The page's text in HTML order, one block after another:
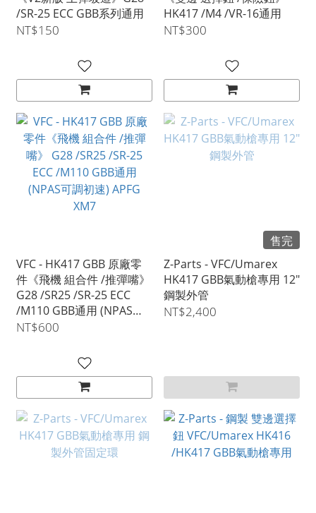
/SR-25 ECC GBB系列通用
NT$150
HK417 /M4 /VR-16通用
NT$300
VFC - HK417 GBB 原廠零
件《飛機 組合件 /推彈嘴》
G28 /SR25 /SR-25 ECC
/M110 GBB通用 (NPAS可
調初速) APFG XM7
NT$600
售完
Z-Parts - VFC/Umarex
HK417 GBB氣動槍專用 12"
鋼製外管
NT$2,400